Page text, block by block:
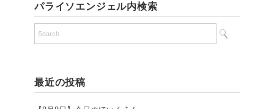
パライソエンジェル内検索
最近の投稿